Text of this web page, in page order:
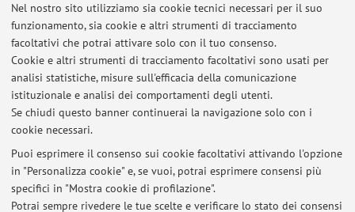
Nel nostro sito utilizziamo sia cookie tecnici necessari per il suo
funzionamento, sia cookie e altri strumenti di tracciamento
facoltativi che potrai attivare solo con il tuo consenso.
Cookie e altri strumenti di tracciamento facoltativi sono usati per
analisi statistiche, misure sull'efficacia della comunicazione
istituzionale e analisi dei comportamenti degli utenti.
Se chiudi questo banner continuerai la navigazione solo con i
cookie necessari.
Puoi esprimere il consenso sui cookie facoltativi attivando l'opzione
in "Personalizza cookie" e, se vuoi, potrai esprimere consensi più
specifici in "Mostra cookie di profilazione".
Potrai sempre rivedere le tue scelte e verificare lo stato dei consensi
Al momento non sono presenti contenuti.
Ultimi avvisi
Al momento non sono presenti avvisi.